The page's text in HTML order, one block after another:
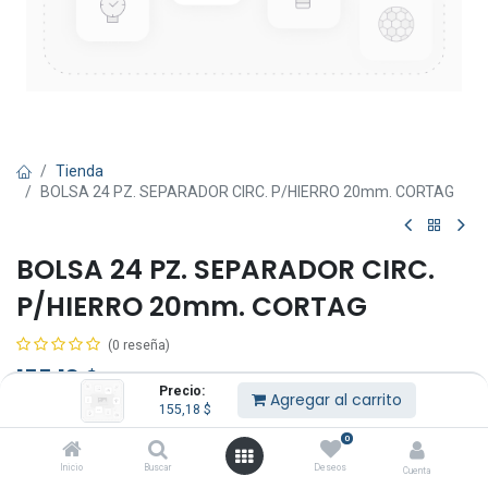
Precio:
155,18 $ Agregar al carrito
Inicio Buscar
0
Deseos Cuenta
Tienda
BOLSA 24 PZ. SEPARADOR CIRC. P/HIERRO 20mm. CORTAG
BOLSA 24 PZ. SEPARADOR CIRC.
P/HIERRO 20mm. CORTAG
(0 reseña)
155,18$ IVA Incluido